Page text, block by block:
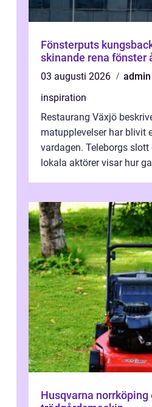
Fönsterputs kungsbacka så får
skinande rena fönster
03 augusti 2026
admin
inspiration
Restaurang Växjö
matupplevelser har blivit
vardagen. Teleborgs
lokala aktörer visar hur
Husqvarna norrköping en guide till rätt